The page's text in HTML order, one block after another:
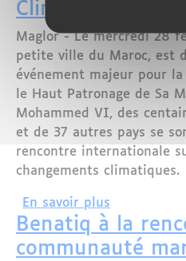
Climatique
Maglor - Le mercredi 28
petite ville du Maroc, est
événement majeur pour la
le Haut Patronage de Sa
Mohammed VI, des
et de 37 autres pays se
rencontre internationale
changements climatiques.
En savoir plus
Benatiq à la
communauté